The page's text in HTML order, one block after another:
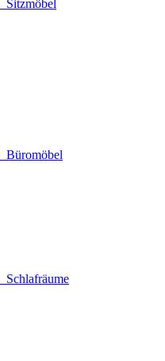
Sitzmöbel
Büromöbel
Schlafräume